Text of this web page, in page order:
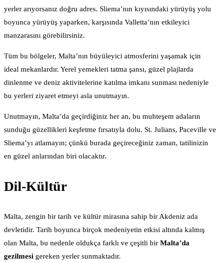
yerler arıyorsanız doğru adres. Sliema’nın kıyısındaki yürüyüş yolu
boyunca yürüyüş yaparken, karşısında Valletta’nın etkileyici
manzarasını görebilirsiniz.
Tüm bu bölgeler, Malta’nın büyüleyici atmosferini yaşamak için
ideal mekanlardır. Yerel yemekleri tatma şansı, güzel plajlarda
dinlenme ve deniz aktivitelerine katılma imkanı sunması nedeniyle
bu yerleri ziyaret etmeyi asla unutmayın.
Unutmayın, Malta’da geçirdiğiniz her an, bu muhteşem adaların
sunduğu güzellikleri keşfetme fırsatıyla dolu. St. Julians, Paceville ve
Sliema’yı atlamayın; çünkü burada geçireceğiniz zaman, tatilinizin
en güzel anlarından biri olacaktır.
Dil-Kültür
Malta, zengin bir tarih ve kültür mirasına sahip bir Akdeniz ada
devletidir. Tarih boyunca birçok medeniyetin etkisi altında kalmış
olan Malta, bu nedenle oldukça farklı ve çeşitli bir Malta’da
gezilmesi gereken yerler sunmaktadır.